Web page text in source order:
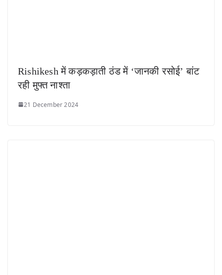
Rishikesh में कड़कड़ाती ठंड में ‘जानकी रसोई’ बांट
रही मुफ्त नाश्ता
21 December 2024